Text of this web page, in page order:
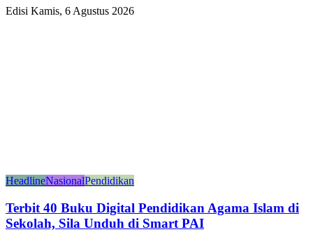
Edisi Kamis, 6 Agustus 2026
HeadlineNasionalPendidikan
Terbit 40 Buku Digital Pendidikan Agama Islam di
Sekolah, Sila Unduh di Smart PAI